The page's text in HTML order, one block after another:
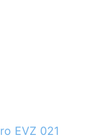
EVZ 021